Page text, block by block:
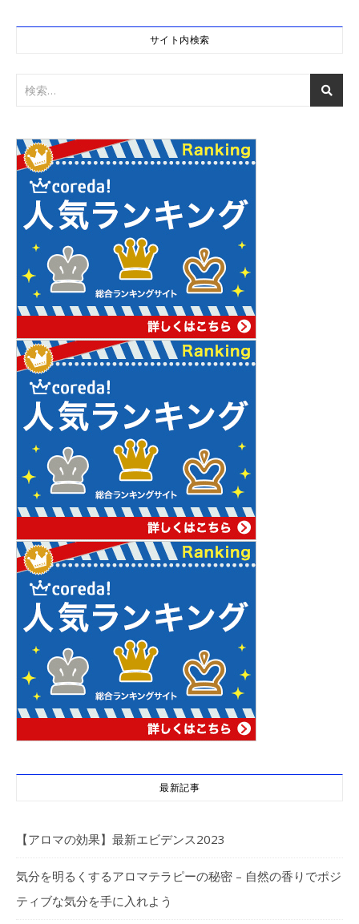
サイト内検索
最新記事
【アロマの効果】最新エビデンス2023
気分を明るくするアロマテラピーの秘密 – 自然の香りでポジ
ティブな気分を手に入れよう